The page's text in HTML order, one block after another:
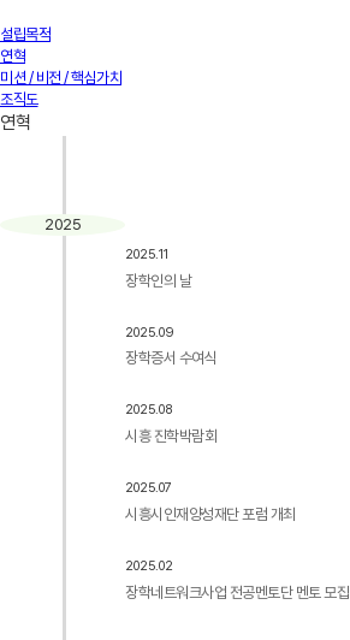
설립목적
연혁
미션 / 비전 / 핵심가치
조직도
연혁
2025
2025.11
장학인의 날
2025.09
장학증서 수여식
2025.08
시흥 진학박람회
2025.07
시흥시인재양성재단 포럼 개최
2025.02
장학네트워크사업 전공멘토단 멘토 모집